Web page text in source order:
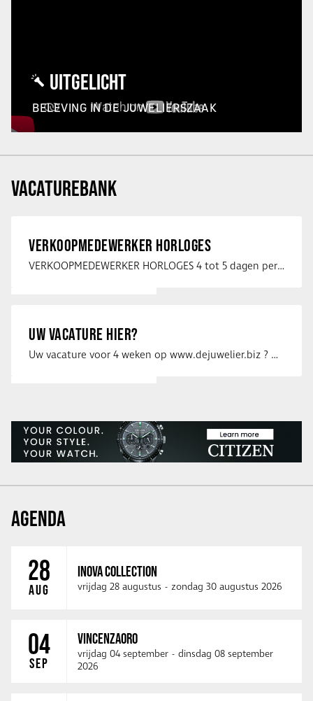
UITGELICHT
BELEVING IN DE JUWELIERSZAAK
VACATUREBANK
VERKOOPMEDEWERKER HORLOGES
VERKOOPMEDEWERKER HORLOGES 4 tot 5 dagen per week Heb jij een passie voor …
UW VACATURE HIER?
Uw vacature voor 4 weken op www.dejuwelier.biz ? Neem dan contact op met …
AGENDA
28
AUG
INOVA COLLECTION
vrijdag 28 augustus - zondag 30 augustus 2026
04
SEP
VINCENZAORO
vrijdag 04 september - dinsdag 08 september
2026